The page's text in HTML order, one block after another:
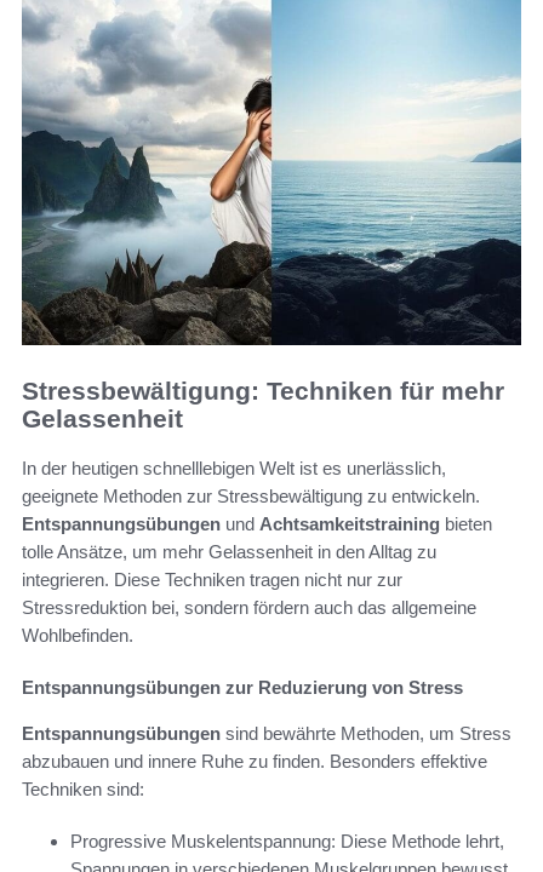
Stressbewältigung: Techniken für mehr
Gelassenheit
In der heutigen schnelllebigen Welt ist es unerlässlich,
geeignete Methoden zur Stressbewältigung zu entwickeln.
Entspannungsübungen und Achtsamkeitstraining bieten
tolle Ansätze, um mehr Gelassenheit in den Alltag zu
integrieren. Diese Techniken tragen nicht nur zur
Stressreduktion bei, sondern fördern auch das allgemeine
Wohlbefinden.
Entspannungsübungen zur Reduzierung von Stress
Entspannungsübungen sind bewährte Methoden, um Stress
abzubauen und innere Ruhe zu finden. Besonders effektive
Techniken sind:
Progressive Muskelentspannung: Diese Methode lehrt,